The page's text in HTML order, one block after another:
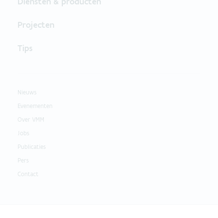
Projecten
Tips
Nieuws
Evenementen
Over VMM
Jobs
Publicaties
Pers
Contact